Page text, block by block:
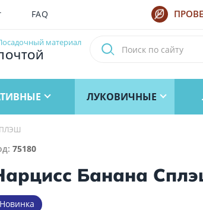
FAQ
материал
ЛУКОВИЧНЫЕ
75180
Банана
Новинка